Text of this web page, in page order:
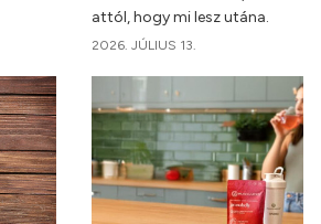
attól, hogy mi lesz utána.
2026. JÚLIUS 13.